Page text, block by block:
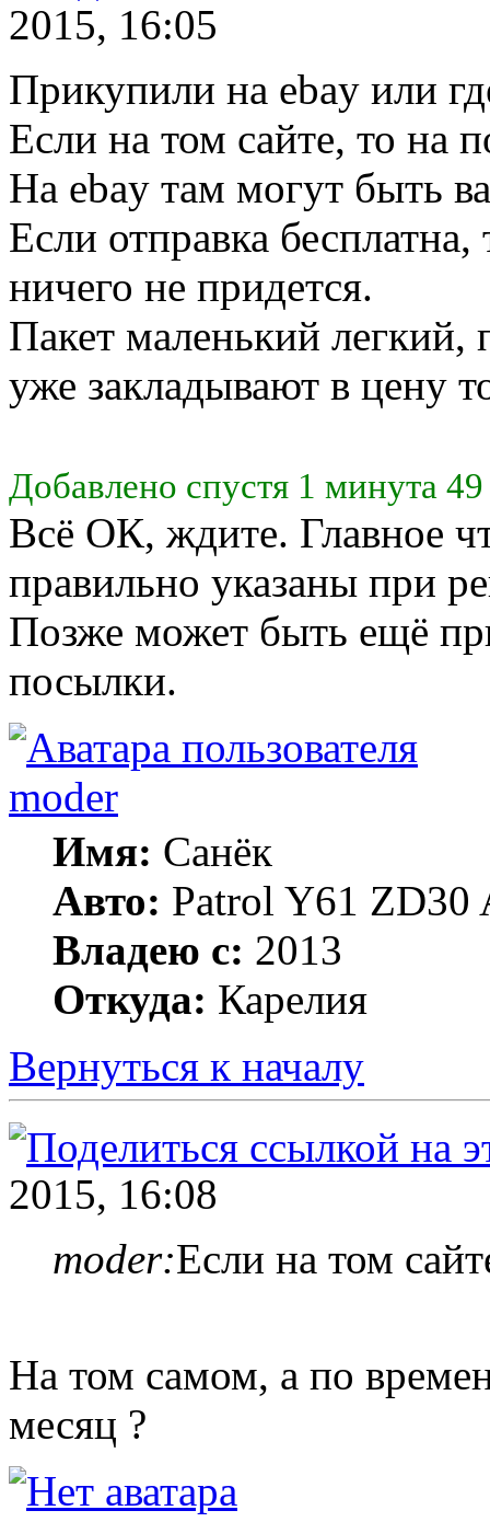
2015, 16:05
Прикупили на ebay или
Если на том сайте, то на
На ebay там могут быть
Если отправка бесплатна,
ничего не придется.
Пакет маленький
уже закладывают в цену
Добавлено спустя 1 минута
Всё ОК, ждите. Главное
правильно указаны при
Позже может быть ещё
посылки.
moder
Имя: Санёк
Авто: Patrol Y61 ZD30
Владею с: 2013
Откуда: Карелия
Вернуться к началу
2015, 16:08
moder:Если на том
На том самом, а по
месяц ?